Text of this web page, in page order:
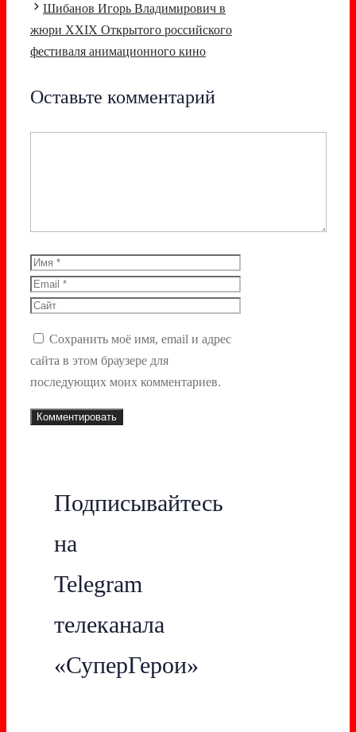
Шибанов Игорь Владимирович в
жюри XXIХ Открытого российского
фестиваля анимационного кино
Оставьте комментарий
Имя
Email
Сайт
Сохранить моё имя, email и адрес
сайта в этом браузере для
последующих моих комментариев.
Подписывайтесь
на
Telegram
телеканала
«СуперГерои»